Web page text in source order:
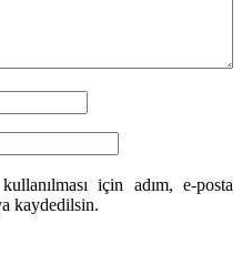
için adım, e-posta
kaydedilsin.